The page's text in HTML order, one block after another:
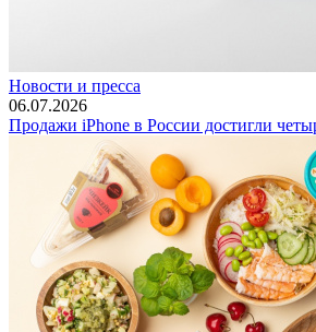
Новости и пресса
06.07.2026
Продажи iPhone в России достигли